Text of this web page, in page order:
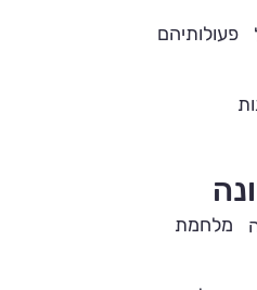
פעולותיהם
מלחמת